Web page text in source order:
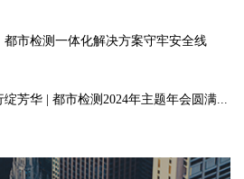
都市检测一体化解决方案守牢安全线
守望初心践使命，笃定前行绽芳华 | 都市检测2024年主题年会圆满落幕